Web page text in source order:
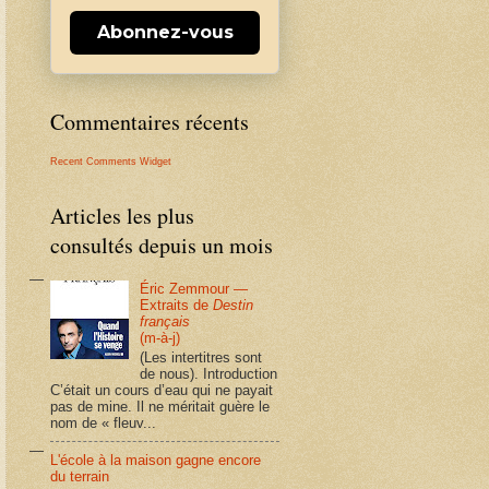
Abonnez-vous
Commentaires récents
Recent Comments Widget
Articles les plus
consultés depuis un mois
Éric Zemmour —
Extraits deDestin
français
(m-à-j)
(Les intertitres sont
de nous). Introduction
C’était un cours d’eau qui ne payait
pas de mine. Il ne méritait guère le
nom de « fleuv...
L'école à la maison gagne encore
du terrain